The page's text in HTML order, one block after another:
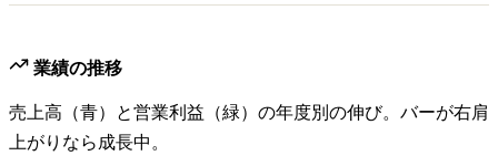
業績の推移
売上高（青）と営業利益（緑）の年度別の伸び。バーが右肩
上がりなら成長中。